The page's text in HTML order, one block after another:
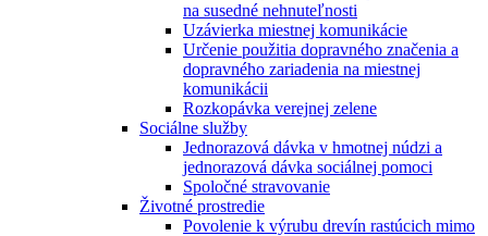
na susedné nehnuteľnosti
Uzávierka miestnej komunikácie
Určenie použitia dopravného značenia a
dopravného zariadenia na miestnej
komunikácii
Rozkopávka verejnej zelene
Sociálne služby
Jednorazová dávka v hmotnej núdzi a
jednorazová dávka sociálnej pomoci
Spoločné stravovanie
Životné prostredie
Povolenie k výrubu drevín rastúcich mimo